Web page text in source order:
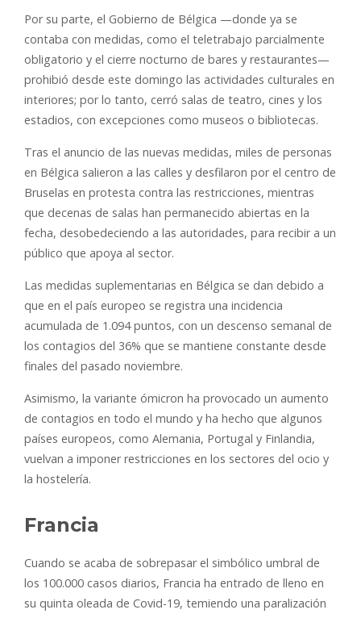
Por su parte, el Gobierno de Bélgica —donde ya se
contaba con medidas, como el teletrabajo parcialmente
obligatorio y el cierre nocturno de bares y restaurantes—
prohibió desde este domingo las actividades culturales en
interiores; por lo tanto, cerró salas de teatro, cines y los
estadios, con excepciones como museos o bibliotecas.
Tras el anuncio de las nuevas medidas, miles de personas
en Bélgica salieron a las calles y desfilaron por el centro de
Bruselas en protesta contra las restricciones, mientras
que decenas de salas han permanecido abiertas en la
fecha, desobedeciendo a las autoridades, para recibir a un
público que apoya al sector.
Las medidas suplementarias en Bélgica se dan debido a
que en el país europeo se registra una incidencia
acumulada de 1.094 puntos, con un descenso semanal de
los contagios del 36% que se mantiene constante desde
finales del pasado noviembre.
Asimismo, la variante ómicron ha provocado un aumento
de contagios en todo el mundo y ha hecho que algunos
países europeos, como Alemania, Portugal y Finlandia,
vuelvan a imponer restricciones en los sectores del ocio y
la hostelería.
Francia
Cuando se acaba de sobrepasar el simbólico umbral de
los 100.000 casos diarios, Francia ha entrado de lleno en
su quinta oleada de Covid-19, temiendo una paralización